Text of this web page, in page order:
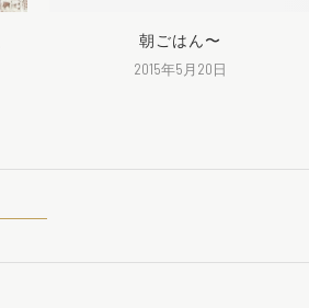
朝ごはん〜
2015年5月20日